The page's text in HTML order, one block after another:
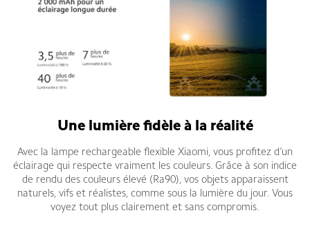
Une lumière fidèle à la réalité
Avec la lampe rechargeable flexible Xiaomi, vous profitez d’un
éclairage qui respecte vraiment les couleurs. Grâce à son indice
de rendu des couleurs élevé (Ra90), vos objets apparaissent
naturels, vifs et réalistes, comme sous la lumière du jour. Vous
voyez tout plus clairement et sans compromis.